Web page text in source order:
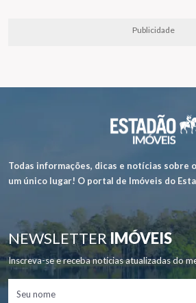
Publicidade
Todas informações, dicas e notícias sobre
um único lugar! O portal de Imóveis do
NEWSLETTERIMÓVEIS
Inscreva-se e receba notícias atualizadas do